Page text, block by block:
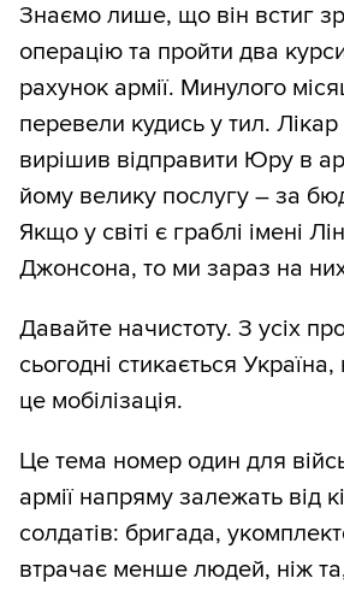
Знаємо лише, що він встиг
операцію та пройти два
рахунок армії. Минулого
перевели кудись у тил.
вирішив відправити Юру в
йому велику послугу – за
Якщо у світі є граблі імені
Джонсона, то ми зараз на
Давайте начистоту. З усіх
сьогодні стикається
це мобілізація.
Це тема номер один для
армії напряму залежать від
солдатів: бригада,
втрачає менше людей, ніж